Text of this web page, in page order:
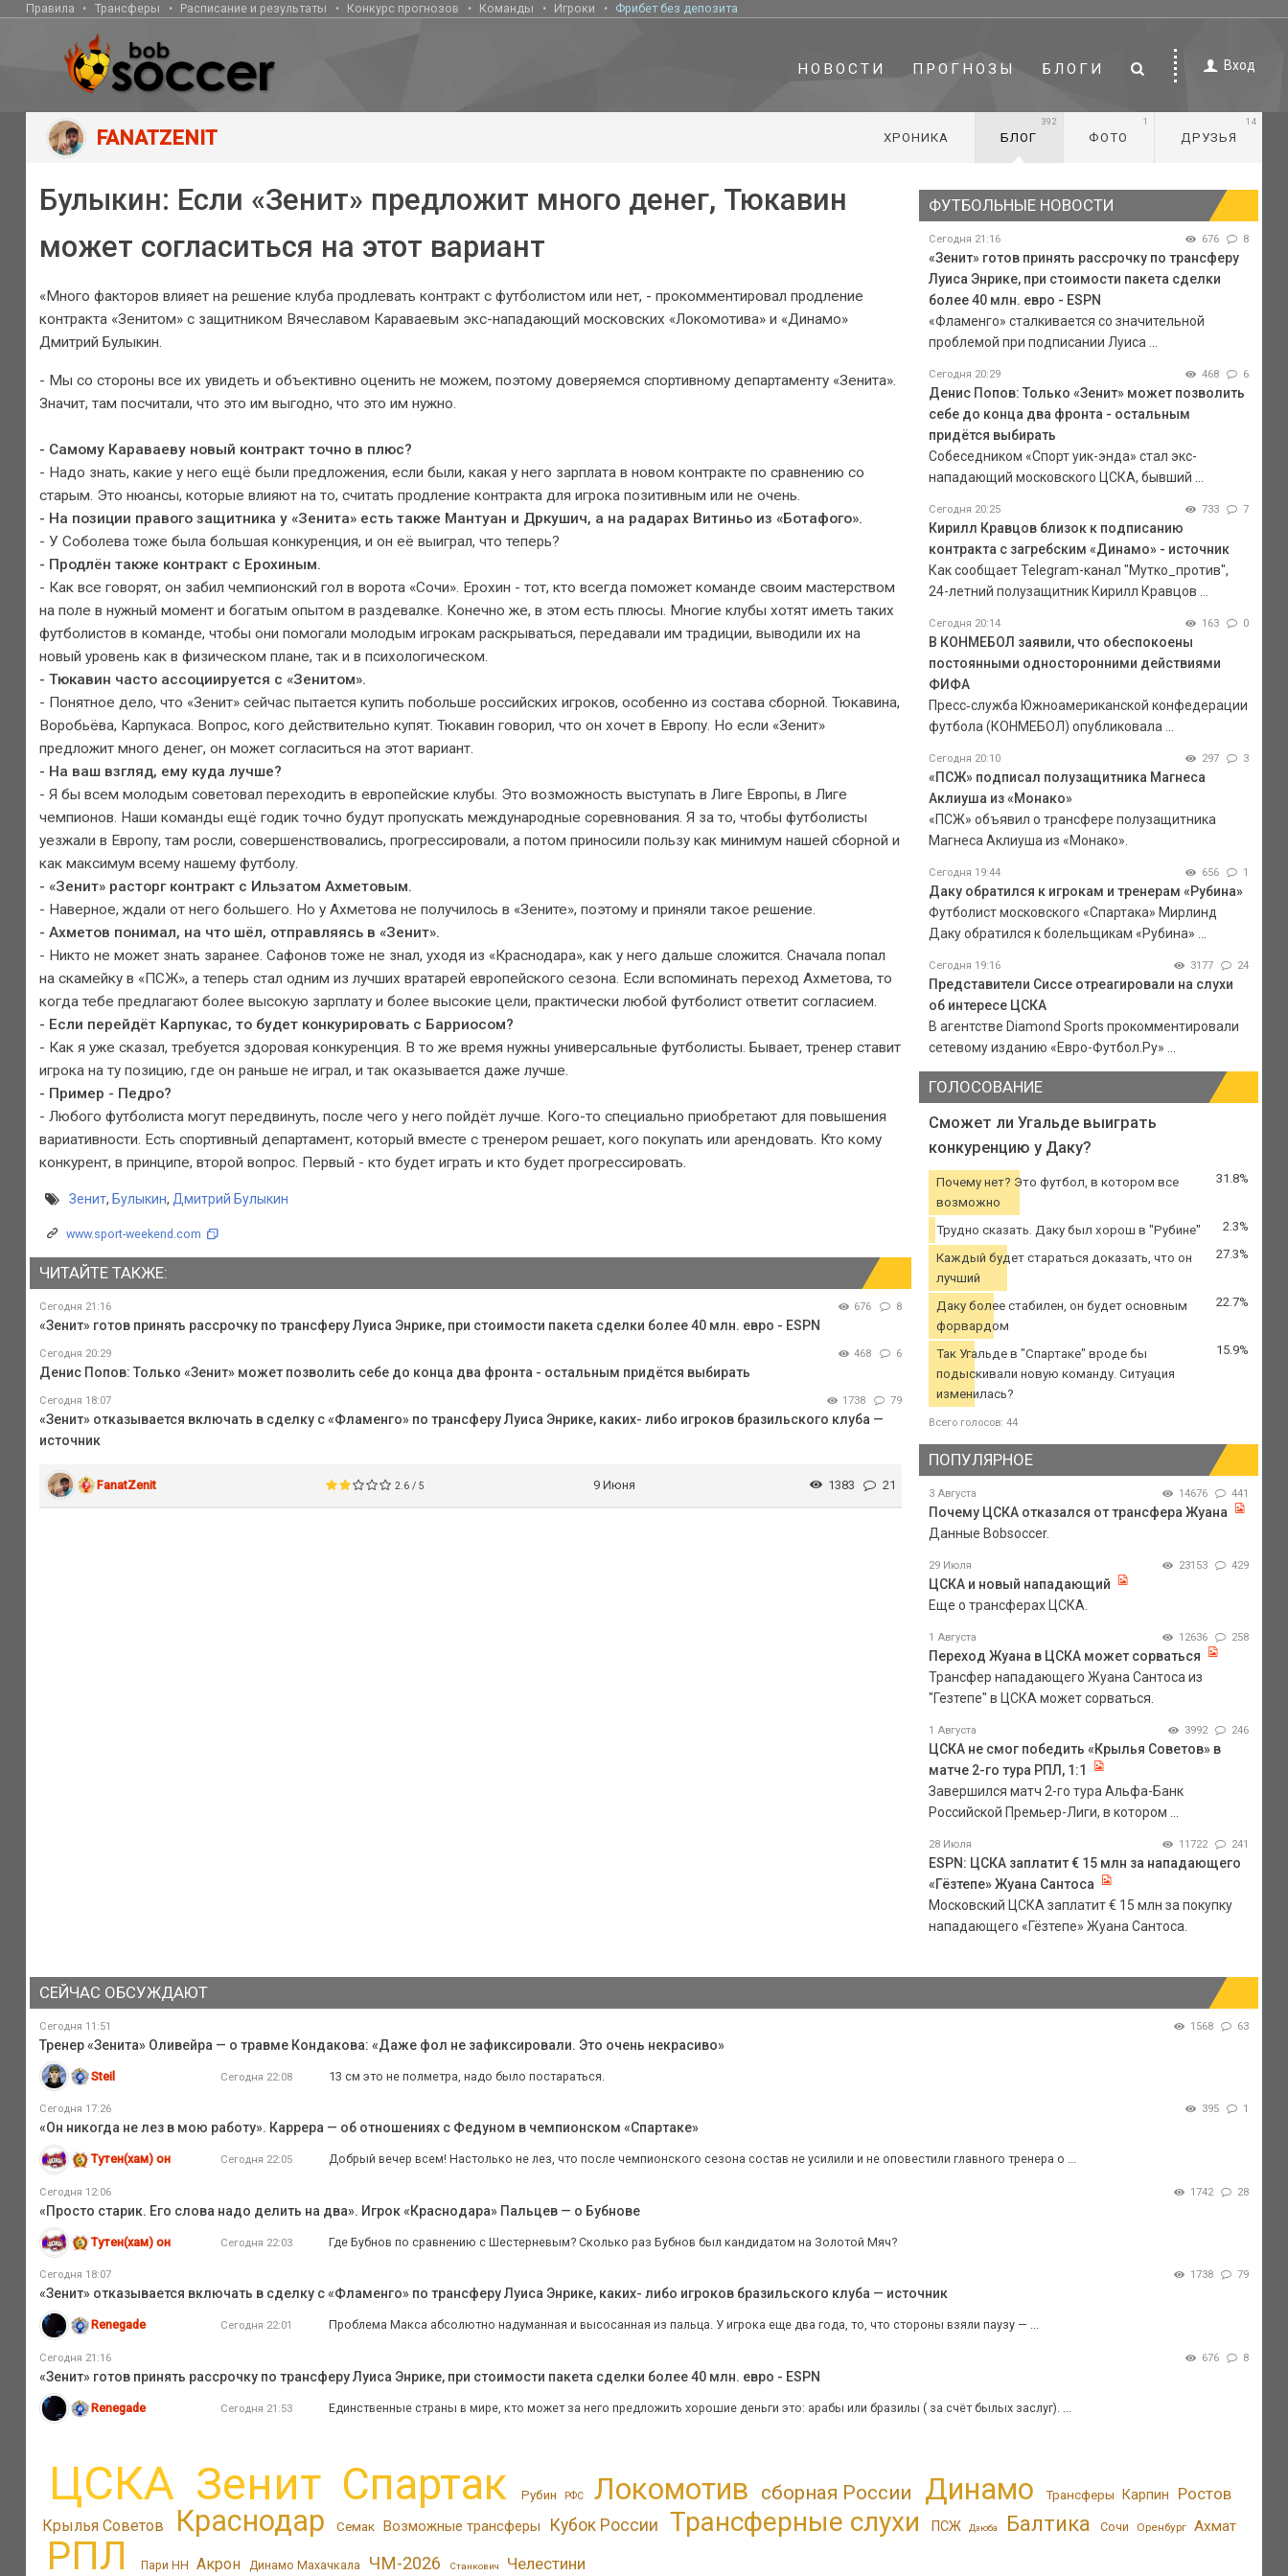
Правила Трансферы Расписание и результаты Конкурс прогнозов Команды Игроки Фрибет без депозита
НОВОСТИ ПРОГНОЗЫ БЛОГИ Вход
FANATZENIT ХРОНИКА БЛОГ
392
ФОТО
1
ДРУЗЬЯ
14
Булыкин: Если «Зенит» предложит много денег, Тюкавин
может согласиться на этот вариант
«Много факторов влияет на решение клуба продлевать контракт с футболистом или нет, - прокомментировал продление
контракта «Зенитом» с защитником Вячеславом Караваевым экс-нападающий московских «Локомотива» и «Динамо»
Дмитрий Булыкин.
- Мы со стороны все их увидеть и объективно оценить не можем, поэтому доверяемся спортивному департаменту «Зенита».
Значит, там посчитали, что это им выгодно, что это им нужно.
- Самому Караваеву новый контракт точно в плюс?
- Надо знать, какие у него ещё были предложения, если были, какая у него зарплата в новом контракте по сравнению со
старым. Это нюансы, которые влияют на то, считать продление контракта для игрока позитивным или не очень.
- На позиции правого защитника у «Зенита» есть также Мантуан и Дркушич, а на радарах Витиньо из «Ботафого».
- У Соболева тоже была большая конкуренция, и он её выиграл, что теперь?
- Продлён также контракт с Ерохиным.
- Как все говорят, он забил чемпионский гол в ворота «Сочи». Ерохин - тот, кто всегда поможет команде своим мастерством
на поле в нужный момент и богатым опытом в раздевалке. Конечно же, в этом есть плюсы. Многие клубы хотят иметь таких
футболистов в команде, чтобы они помогали молодым игрокам раскрываться, передавали им традиции, выводили их на
новый уровень как в физическом плане, так и в психологическом.
- Тюкавин часто ассоциируется с «Зенитом».
- Понятное дело, что «Зенит» сейчас пытается купить побольше российских игроков, особенно из состава сборной. Тюкавина,
Воробьёва, Карпукаса. Вопрос, кого действительно купят. Тюкавин говорил, что он хочет в Европу. Но если «Зенит»
предложит много денег, он может согласиться на этот вариант.
- На ваш взгляд, ему куда лучше?
- Я бы всем молодым советовал переходить в европейские клубы. Это возможность выступать в Лиге Европы, в Лиге
чемпионов. Наши команды ещё годик точно будут пропускать международные соревнования. Я за то, чтобы футболисты
уезжали в Европу, там росли, совершенствовались, прогрессировали, а потом приносили пользу как минимум нашей сборной и
как максимум всему нашему футболу.
- «Зенит» расторг контракт с Ильзатом Ахметовым.
- Наверное, ждали от него большего. Но у Ахметова не получилось в «Зените», поэтому и приняли такое решение.
- Ахметов понимал, на что шёл, отправляясь в «Зенит».
- Никто не может знать заранее. Сафонов тоже не знал, уходя из «Краснодара», как у него дальше сложится. Сначала попал
на скамейку в «ПСЖ», а теперь стал одним из лучших вратарей европейского сезона. Если вспоминать переход Ахметова, то
когда тебе предлагают более высокую зарплату и более высокие цели, практически любой футболист ответит согласием.
- Если перейдёт Карпукас, то будет конкурировать с Барриосом?
- Как я уже сказал, требуется здоровая конкуренция. В то же время нужны универсальные футболисты. Бывает, тренер ставит
игрока на ту позицию, где он раньше не играл, и так оказывается даже лучше.
- Пример - Педро?
- Любого футболиста могут передвинуть, после чего у него пойдёт лучше. Кого-то специально приобретают для повышения
вариативности. Есть спортивный департамент, который вместе с тренером решает, кого покупать или арендовать. Кто кому
конкурент, в принципе, второй вопрос. Первый - кто будет играть и кто будет прогрессировать.
Зенит, Булыкин, Дмитрий Булыкин
www.sport-weekend.com
ЧИТАЙТЕ ТАКЖЕ:
Сегодня 21:16 676 8
«Зенит» готов принять рассрочку по трансферу Луиса Энрике, при стоимости пакета сделки более 40 млн. евро - ESPN
Сегодня 20:29 468 6
Денис Попов: Только «Зенит» может позволить себе до конца два фронта - остальным придётся выбирать
Сегодня 18:07 1738 79
«Зенит» отказывается включать в сделку с «Фламенго» по трансферу Луиса Энрике, каких- либо игроков бразильского клуба —
источник
FanatZenit 2.6 / 5 9 Июня 1383 21
ФУТБОЛЬНЫЕ НОВОСТИ
Сегодня 21:16 676 8
«Зенит» готов принять рассрочку по трансферу
Луиса Энрике, при стоимости пакета сделки
более 40 млн. евро - ESPN
«Фламенго» сталкивается со значительной
проблемой при подписании Луиса ...
Сегодня 20:29 468 6
Денис Попов: Только «Зенит» может позволить
себе до конца два фронта - остальным
придётся выбирать
Собеседником «Спорт уик-энда» стал экс-
нападающий московского ЦСКА, бывший ...
Сегодня 20:25 733 7
Кирилл Кравцов близок к подписанию
контракта с загребским «Динамо» - источник
Как сообщает Telegram-канал "Мутко_против",
24-летний полузащитник Кирилл Кравцов ...
Сегодня 20:14 163 0
В КОНМЕБОЛ заявили, что обеспокоены
постоянными односторонними действиями
ФИФА
Пресс‑служба Южноамериканской конфедерации
футбола (КОНМЕБОЛ) опубликовала ...
Сегодня 20:10 297 3
«ПСЖ» подписал полузащитника Магнеса
Аклиуша из «Монако»
«ПСЖ» объявил о трансфере полузащитника
Магнеса Аклиуша из «Монако».
Сегодня 19:44 656 1
Даку обратился к игрокам и тренерам «Рубина»
Футболист московского «Спартака» Мирлинд
Даку обратился к болельщикам «Рубина» ...
Сегодня 19:16 3177 24
Представители Сиссе отреагировали на слухи
об интересе ЦСКА
В агентстве Diamond Sports прокомментировали
сетевому изданию «Евро-Футбол.Ру» ...
ГОЛОСОВАНИЕ
Сможет ли Угальде выиграть
конкуренцию у Даку?
Почему нет? Это футбол, в котором все
возможно
31.8%
Трудно сказать. Даку был хорош в "Рубине" 2.3%
Каждый будет стараться доказать, что он
лучший
27.3%
Даку более стабилен, он будет основным
форвардом
22.7%
Так Угальде в "Спартаке" вроде бы
подыскивали новую команду. Ситуация
изменилась?
15.9%
Всего голосов: 44
ПОПУЛЯРНОЕ
3 Августа 14676 441
Почему ЦСКА отказался от трансфера Жуана
Данные Bobsoccer.
29 Июля 23153 429
ЦСКА и новый нападающий
Еще о трансферах ЦСКА.
1 Августа 12636 258
Переход Жуана в ЦСКА может сорваться
Трансфер нападающего Жуана Сантоса из
"Гезтепе" в ЦСКА может сорваться.
1 Августа 3992 246
ЦСКА не смог победить «Крылья Советов» в
матче 2-го тура РПЛ, 1:1
Завершился матч 2-го тура Альфа-Банк
Российской Премьер-Лиги, в котором ...
28 Июля 11722 241
ESPN: ЦСКА заплатит € 15 млн за нападающего
«Гёзтепе» Жуана Сантоса
Московский ЦСКА заплатит € 15 млн за покупку
нападающего «Гёзтепе» Жуана Сантоса.
СЕЙЧАС ОБСУЖДАЮТ
Сегодня 11:51 1568 63
Тренер «Зенита» Оливейра — о травме Кондакова: «Даже фол не зафиксировали. Это очень некрасиво»
Steil Сегодня 22:08 13 см это не полметра, надо было постараться.
Сегодня 17:26 395 1
«Он никогда не лез в мою работу». Каррера — об отношениях с Федуном в чемпионском «Спартаке»
Тутен(хам) он Сегодня 22:05 Добрый вечер всем! Настолько не лез, что после чемпионского сезона состав не усилили и не оповестили главного тренера о ...
Сегодня 12:06 1742 28
«Просто старик. Его слова надо делить на два». Игрок «Краснодара» Пальцев — о Бубнове
Тутен(хам) он Сегодня 22:03 Где Бубнов по сравнению с Шестерневым? Сколько раз Бубнов был кандидатом на Золотой Мяч?
Сегодня 18:07 1738 79
«Зенит» отказывается включать в сделку с «Фламенго» по трансферу Луиса Энрике, каких- либо игроков бразильского клуба — источник
Renegade Сегодня 22:01 Проблема Макса абсолютно надуманная и высосанная из пальца. У игрока еще два года, то, что стороны взяли паузу — ...
Сегодня 21:16 676 8
«Зенит» готов принять рассрочку по трансферу Луиса Энрике, при стоимости пакета сделки более 40 млн. евро - ESPN
Renegade Сегодня 21:53 Единственные страны в мире, кто может за него предложить хорошие деньги это: арабы или бразилы ( за счёт былых заслуг). ...
ЦСКА Зенит Спартак Рубин РФС Локомотив сборная России Динамо Трансферы Карпин Ростов
Крылья Советов Краснодар Семак Возможные трансферы Кубок России Трансферные слухи ПСЖ Дзюба Балтика Сочи Оренбург Ахмат
РПЛ Пари НН Акрон Динамо Махачкала ЧМ-2026 Станкович Челестини